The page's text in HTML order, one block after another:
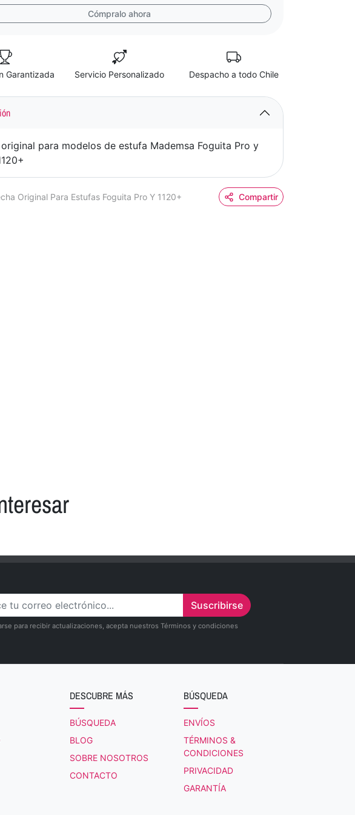
Cómpralo ahora
Garantizada Servicio Personalizado Despacho a todo Chile
para modelos de estufa Mademsa Foguita Pro y
Original Para Estufas Foguita Pro Y 1120+ Compartir
Suscribirse
para recibir actualizaciones, acepta nuestros Términos y condiciones
DESCUBRE MÁS
BÚSQUEDA
BLOG
SOBRE NOSOTROS
CONTACTO
BÚSQUEDA
ENVÍOS
TÉRMINOS &
CONDICIONES
PRIVACIDAD
GARANTÍA